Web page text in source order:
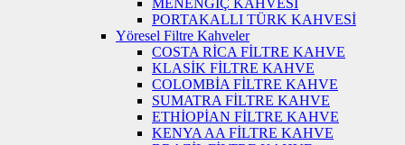
PORTAKALLI TÜRK KAHVESİ
Yöresel Filtre Kahveler
COSTA RİCA FİLTRE KAHVE
KLASİK FİLTRE KAHVE
COLOMBİA FİLTRE KAHVE
SUMATRA FİLTRE KAHVE
ETHİOPİAN FİLTRE KAHVE
KENYA AA FİLTRE KAHVE